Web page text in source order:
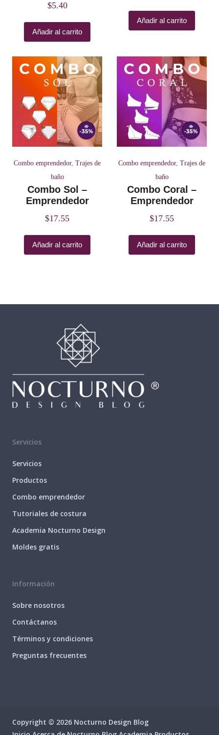
$5.40
Añadir al carrito
Añadir al carrito
Combo emprendedor, Trajes de
baño
Combo Sol –
Emprendedor
$17.55
Añadir al carrito
Combo emprendedor, Trajes de
baño
Combo Coral –
Emprendedor
$17.55
Añadir al carrito
Servicios
Servicios
Productos
Combo emprendedor
Tutoriales de costura
Academia Nocturno Design
Moldes gratis
Información
Sobre nosotros
Contáctanos
Términos y condiciones
Preguntas frecuentes
Copyright © 2026 Nocturno Design Blog